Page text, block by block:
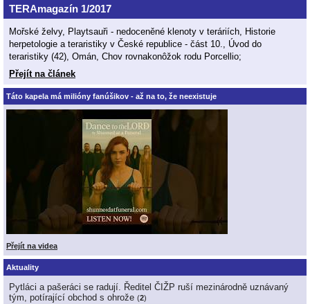
TERAmagazín 1/2017
Mořské želvy, Playtsauři - nedoceněné klenoty v teráriích, Historie
herpetologie a teraristiky v České republice - část 10., Úvod do
teraristiky (42), Omán, Chov rovnakonôžok rodu Porcellio;
Přejít na článek
Táto kapela má milióny fanúšikov - až na to, že neexistuje
Přejít na videa
Aktuality
Pytláci a pašeráci se radují. Ředitel ČIŽP ruší mezinárodně uznávaný
tým, potírající obchod s ohrože (2)